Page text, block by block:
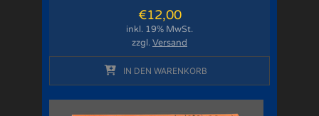
€12,00
inkl. 19% MwSt.
zzgl.Versand
IN DEN WARENKORB